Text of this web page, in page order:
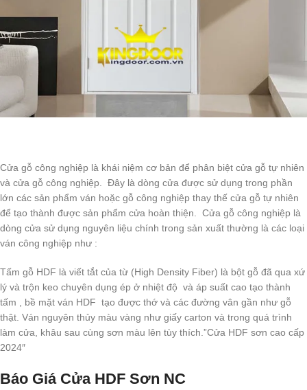
Cửa gỗ công nghiệp là khái niệm cơ bản để phân biệt cửa gỗ tự nhiên
và cửa gỗ công nghiệp. Đây là dòng cửa được sử dụng trong phần
lớn các sản phẩm ván hoặc gỗ công nghiệp thay thế cửa gỗ tự nhiên
để tạo thành được sản phẩm cửa hoàn thiện. Cửa gỗ công nghiệp là
dòng cửa sử dụng nguyên liệu chính trong sản xuất thường là các loại
ván công nghiệp như :
Tấm gỗ HDF là viết tắt của từ (High Density Fiber) là bột gỗ đã qua xứ
lý và trộn keo chuyên dụng ép ở nhiệt độ và áp suất cao tạo thành
tấm , bề mặt ván HDF tạo được thớ và các đường vân gần như gỗ
thật. Ván nguyên thủy màu vàng như giấy carton và trong quá trình
làm cửa, khâu sau cùng sơn màu lên tùy thích.”Cửa HDF sơn cao cấp
2024″
Báo Giá Cửa HDF Sơn NC